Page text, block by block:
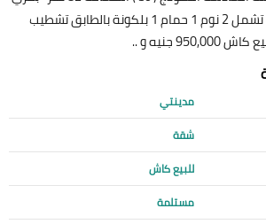
تطل على حديقة صغيرة تشمل 2 نوم 1 حمام 1 بلكونة بالطابق تشطيب
جنيه و ..
مدينتي
شقة
للبيع كاش
مستلمة